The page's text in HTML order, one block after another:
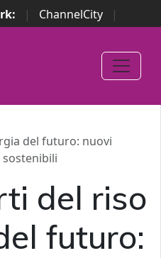
| ChannelCity
|
| Italian Channel
Italian Security
del futuro: nuovi
del riso
futuro: